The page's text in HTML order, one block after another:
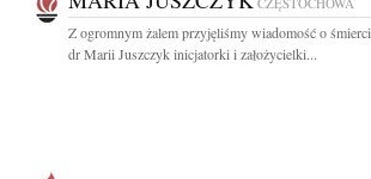
Z ogromnym żalem przyjęliśmy wiadomość o śmierci
dr Marii Juszczyk inicjatorki i założycielki...